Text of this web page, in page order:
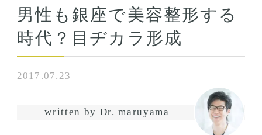
男性も銀座で美容整形する
時代？目ヂカラ形成
2017.07.23
written by Dr. maruyama